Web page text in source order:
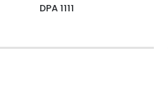
DPA 1111